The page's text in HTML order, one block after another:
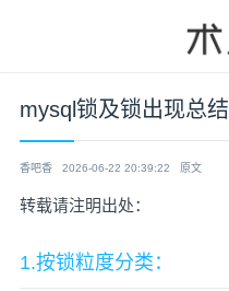
mysql锁及锁出现总结
香吧香 2026-06-22 20:39:22 原文
转载请注明出处：
1.按锁粒度分类：